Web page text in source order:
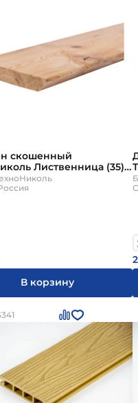
скошенный
Лиственница (35)
(4 шт)
В корзину